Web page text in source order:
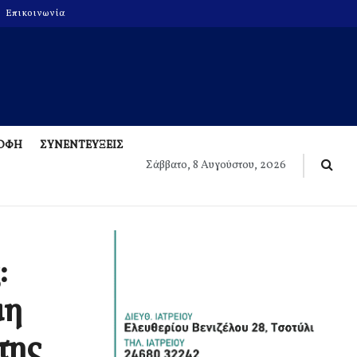
Επικοινωνία
ΣΥΝΕΝΤΕΥΞΕΙΣ
Σάββατο, 8 Αυγούστου, 2026